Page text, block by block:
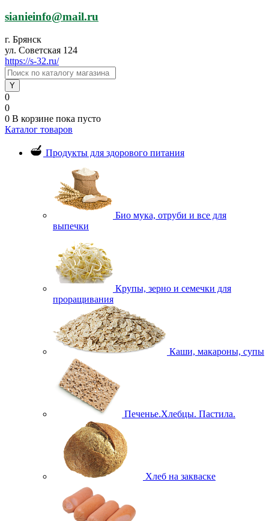
sianieinfo@mail.ru
г. Брянск
ул. Советская 124
https://s-32.ru/
0
0
0 В корзине пока пусто
Каталог товаров
Продукты для здорового питания
Био мука, отруби и все для
выпечки
Крупы, зерно и семечки для
проращивания
Каши, макароны, супы
Печенье.Хлебцы. Пастила.
Хлеб на закваске